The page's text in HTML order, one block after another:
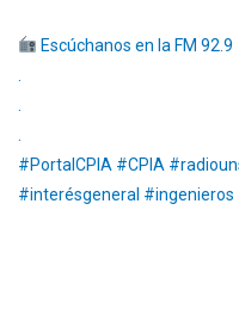
Escúchanos en la FM 92.9
#PortalCPIA #CPIA
#interésgeneral